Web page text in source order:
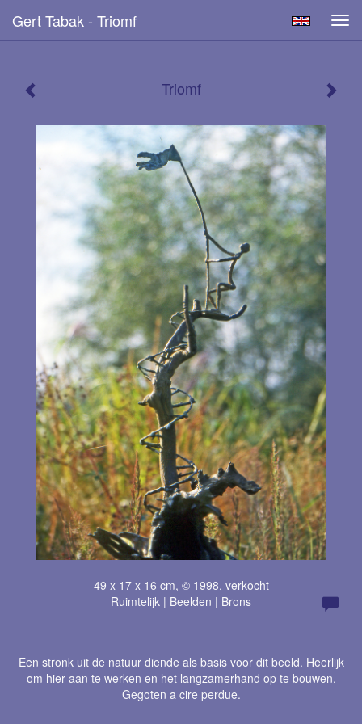
Gert Tabak - Triomf
Triomf
49 x 17 x 16 cm, © 1998, verkocht
Ruimtelijk | Beelden | Brons
Een stronk uit de natuur diende als basis voor dit beeld. Heerlijk
om hier aan te werken en het langzamerhand op te bouwen.
Gegoten a cire perdue.